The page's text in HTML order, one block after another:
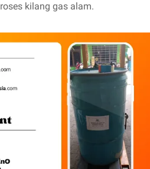
kilang gas alam.